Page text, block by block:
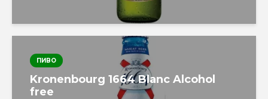
ПИВО
Kronenbourg 1664 Blanc Alcohol
free